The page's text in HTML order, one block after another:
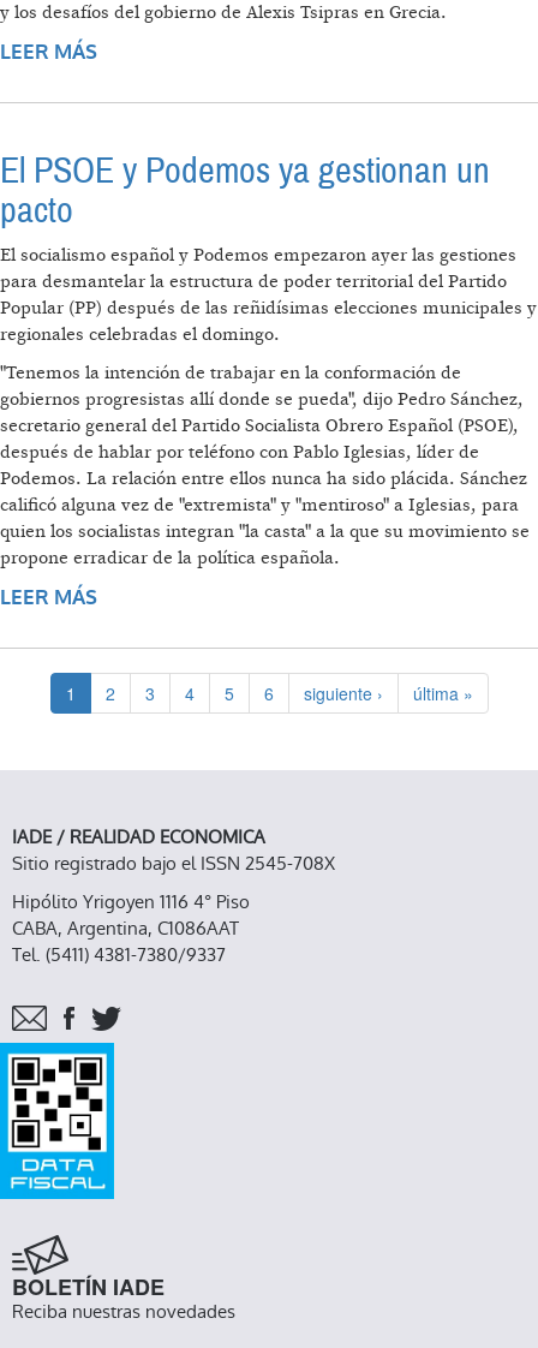
y los desafíos del gobierno de Alexis Tsipras en Grecia.
LEER MÁS
El PSOE y Podemos ya gestionan un
pacto
El socialismo español y Podemos empezaron ayer las gestiones
para desmantelar la estructura de poder territorial del Partido
Popular (PP) después de las reñidísimas elecciones municipales y
regionales celebradas el domingo.
"Tenemos la intención de trabajar en la conformación de
gobiernos progresistas allí donde se pueda", dijo Pedro Sánchez,
secretario general del Partido Socialista Obrero Español (PSOE),
después de hablar por teléfono con Pablo Iglesias, líder de
Podemos. La relación entre ellos nunca ha sido plácida. Sánchez
calificó alguna vez de "extremista" y "mentiroso" a Iglesias, para
quien los socialistas integran "la casta" a la que su movimiento se
propone erradicar de la política española.
LEER MÁS
1 2 3 4 5 6 siguiente › última »
IADE / REALIDAD ECONOMICA
Sitio registrado bajo el ISSN 2545-708X
Hipólito Yrigoyen 1116 4° Piso
CABA, Argentina, C1086AAT
Tel. (5411) 4381-7380/9337
BOLETÍN IADE
Reciba nuestras novedades